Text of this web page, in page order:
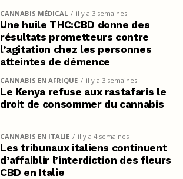
CANNABIS MÉDICAL il y a 3 semaines
Une huile THC:CBD donne des
résultats prometteurs contre
l’agitation chez les personnes
atteintes de démence
CANNABIS EN AFRIQUE il y a 3 semaines
Le Kenya refuse aux rastafaris le
droit de consommer du cannabis
CANNABIS EN ITALIE il y a 4 semaines
Les tribunaux italiens continuent
d’affaiblir l’interdiction des fleurs
CBD en Italie